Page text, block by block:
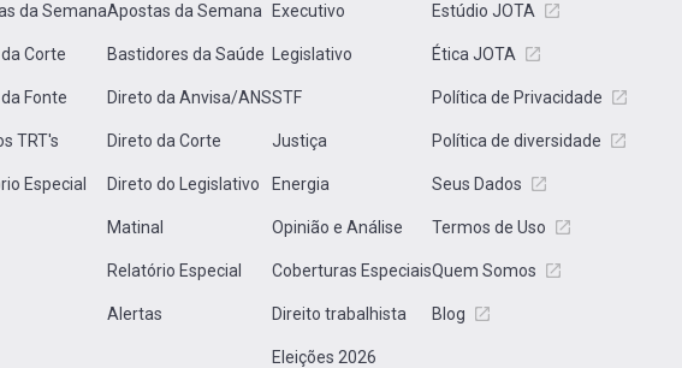
da Semana
Corte
Fonte
TRT's
Especial
Apostas da Semana
Bastidores da Saúde
Direto da Anvisa/ANS
Direto da Corte
Direto do Legislativo
Matinal
Relatório Especial
Alertas
Executivo
Legislativo
STF
Justiça
Energia
Opinião e Análise
Coberturas Especiais
Direito trabalhista
Eleições 2026
Estúdio JOTA
Ética JOTA
Política de Privacidade
Política de diversidade
Seus Dados
Termos de Uso
Quem Somos
Blog